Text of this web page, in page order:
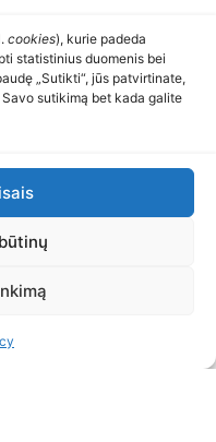
cookies), kurie padeda
statistinius duomenis bei
„Sutikti“, jūs patvirtinate,
sutikimą bet kada galite